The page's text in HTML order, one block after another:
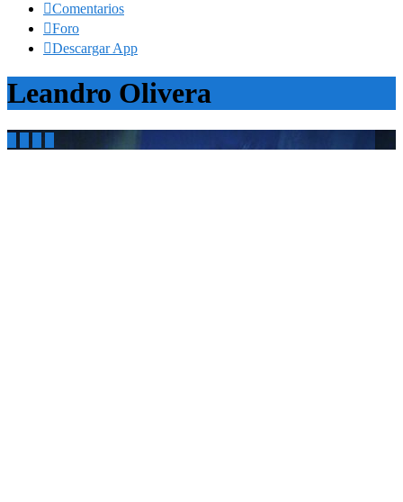
Comentarios
Foro
Descargar App
Leandro Olivera